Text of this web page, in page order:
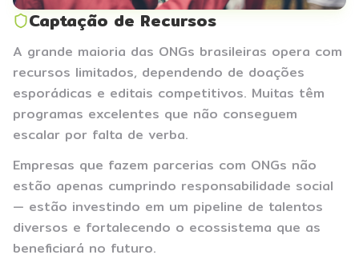
Captação de Recursos
A grande maioria das ONGs brasileiras opera com
recursos limitados, dependendo de doações
esporádicas e editais competitivos. Muitas têm
programas excelentes que não conseguem
escalar por falta de verba.
Empresas que fazem parcerias com ONGs não
estão apenas cumprindo responsabilidade social
— estão investindo em um pipeline de talentos
diversos e fortalecendo o ecossistema que as
beneficiará no futuro.